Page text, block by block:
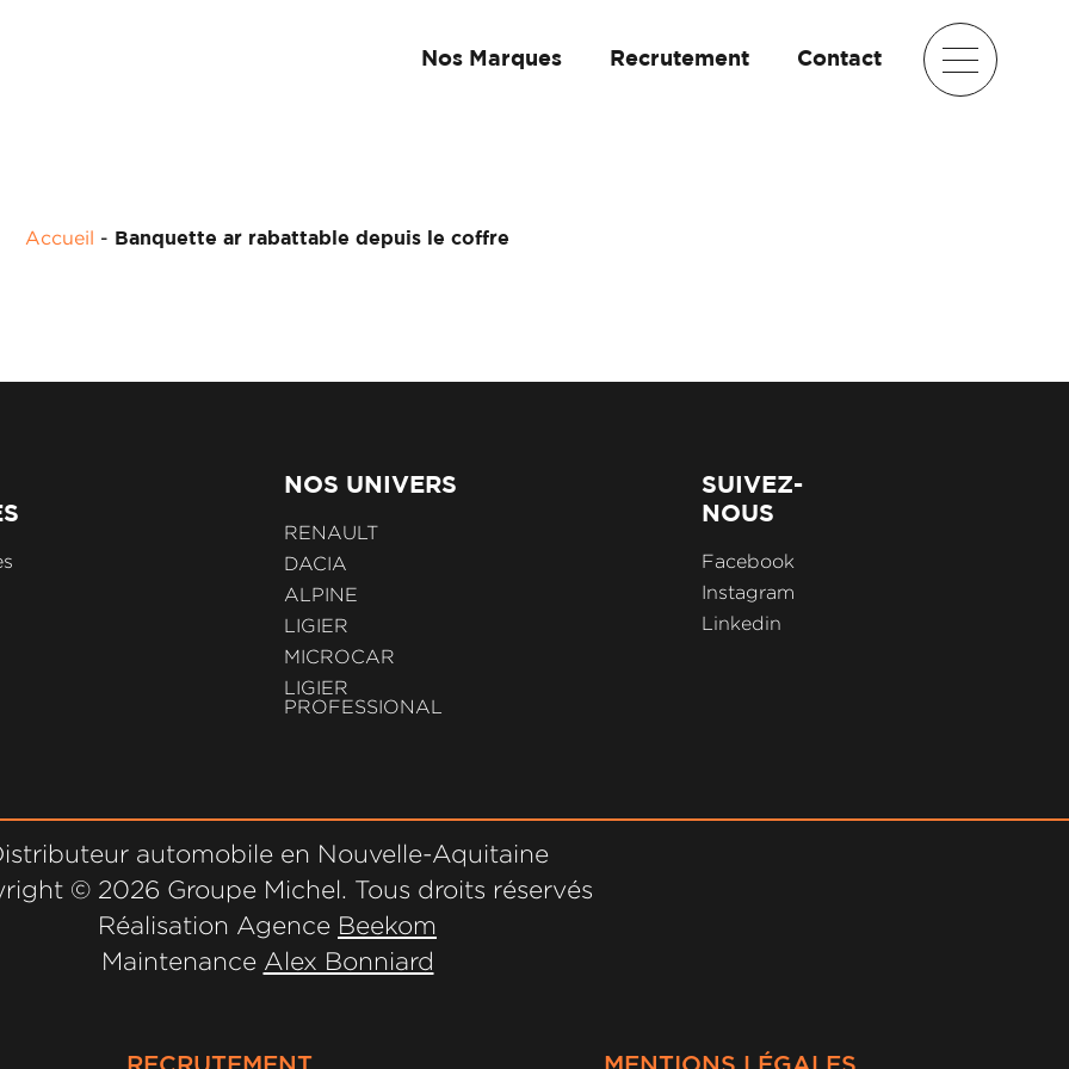
Nos Marques Recrutement Contact
Accueil - Banquette ar rabattable depuis le coffre
NOS UNIVERS
RENAULT
DACIA
ALPINE
LIGIER
MICROCAR
LIGIER
PROFESSIONAL
SUIVEZ-
NOUS
Facebook
Instagram
Linkedin
automobile en Nouvelle-Aquitaine
© 2026 Groupe Michel. Tous droits réservés
Réalisation Agence Beekom
Maintenance Alex Bonniard